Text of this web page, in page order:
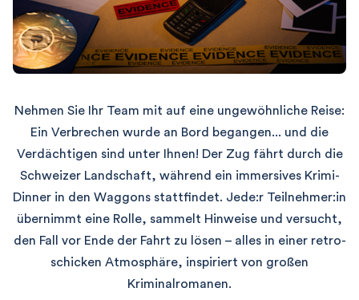
Nehmen Sie Ihr Team mit auf eine ungewöhnliche Reise:
Ein Verbrechen wurde an Bord begangen... und die
Verdächtigen sind unter Ihnen! Der Zug fährt durch die
Schweizer Landschaft, während ein immersives Krimi-
Dinner in den Waggons stattfindet. Jede:r Teilnehmer:in
übernimmt eine Rolle, sammelt Hinweise und versucht,
den Fall vor Ende der Fahrt zu lösen – alles in einer retro-
schicken Atmosphäre, inspiriert von großen
Kriminalromanen.